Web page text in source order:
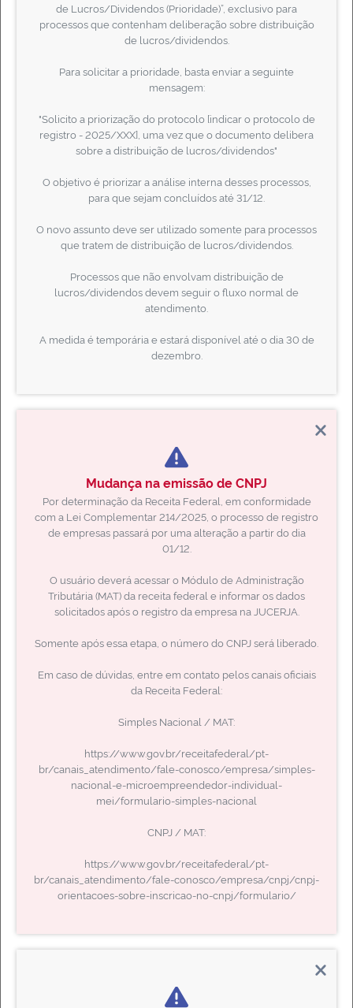
INSTAGRAM JUCERJA
Secretaria de Estado de Desenvolvimento Econômico e Geração de
Emprego e Renda
Rio Poupa Tempo
ACESSO RÁPIDO
Não encontrou o que deseja? Faça uma busca!
LOCALIZAÇÃO
Segunda à Sexta
Todos os pontos de atendimento
de Lucros/Dividendos (Prioridade)”, exclusivo para
processos que contenham deliberação sobre distribuição
de lucros/dividendos.
Para solicitar a prioridade, basta enviar a seguinte
mensagem:
"Solicito a priorização do protocolo [indicar o protocolo de
registro - 2025/XXX], uma vez que o documento delibera
sobre a distribuição de lucros/dividendos"
O objetivo é priorizar a análise interna desses processos,
para que sejam concluídos até 31/12.
O novo assunto deve ser utilizado somente para processos
que tratem de distribuição de lucros/dividendos.
Processos que não envolvam distribuição de
lucros/dividendos devem seguir o fluxo normal de
atendimento.
A medida é temporária e estará disponível até o dia 30 de
dezembro.
Mudança na emissão de CNPJ
Por determinação da Receita Federal, em conformidade
com a Lei Complementar 214/2025, o processo de registro
de empresas passará por uma alteração a partir do dia
01/12.
O usuário deverá acessar o Módulo de Administração
Tributária (MAT) da receita federal e informar os dados
solicitados após o registro da empresa na JUCERJA.
Somente após essa etapa, o número do CNPJ será liberado.
Em caso de dúvidas, entre em contato pelos canais oficiais
da Receita Federal:
Simples Nacional / MAT:
https://www.gov.br/receitafederal/pt-
br/canais_atendimento/fale-conosco/empresa/simples-
nacional-e-microempreendedor-individual-
mei/formulario-simples-nacional
CNPJ / MAT:
https://www.gov.br/receitafederal/pt-
br/canais_atendimento/fale-conosco/empresa/cnpj/cnpj-
orientacoes-sobre-inscricao-no-cnpj/formulario/